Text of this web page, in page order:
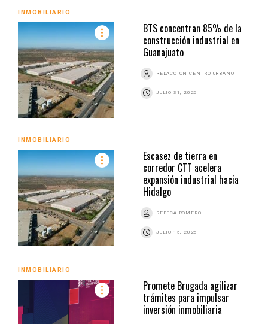
INMOBILIARIO
BTS concentran 85% de la
construcción industrial en
Guanajuato
REDACCIÓN CENTRO URBANO
JULIO 31, 2026
INMOBILIARIO
Escasez de tierra en
corredor CTT acelera
expansión industrial hacia
Hidalgo
REBECA ROMERO
JULIO 15, 2026
INMOBILIARIO
Promete Brugada agilizar
trámites para impulsar
inversión inmobiliaria